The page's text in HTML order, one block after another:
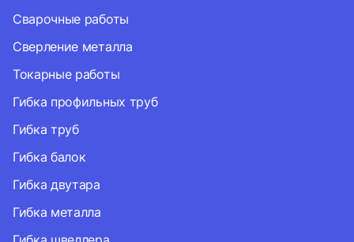
Сварочные работы
Сверление металла
Токарные работы
Гибка профильных труб
Гибка труб
Гибка балок
Гибка двутара
Гибка металла